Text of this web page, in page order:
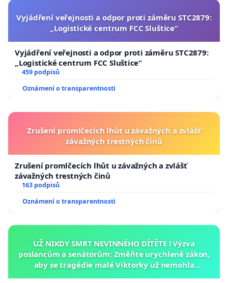
Vyjádření veřejnosti a odpor proti záměru STC2879:
„Logistické centrum FCC Sluštice“
Vyjádření veřejnosti a odpor proti záměru STC2879:
„Logistické centrum FCC Sluštice“
459 podpisů
Oznámení o transparentnosti
Zrušení promlčecích lhůt u závažných a zvlášť
závažných trestných činů
Zrušení promlčecích lhůt u závažných a zvlášť
závažných trestných činů
163 podpisů
Oznámení o transparentnosti
UŽ NIKDY SMRT NEVINNÉHO DÍTĚTE ! Výzva
poslancům a senátorům: Změňte urychleně zákon,
aby se tragédie malé Viktorky už nemohla